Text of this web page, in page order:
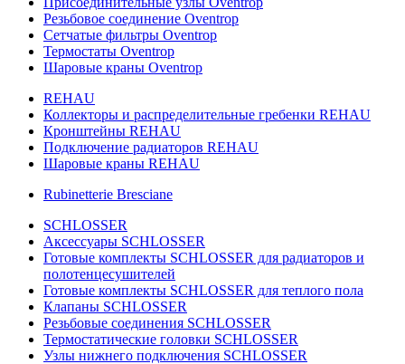
Резьбовое соединение Oventrop
Сетчатые фильтры Oventrop
Термостаты Oventrop
Шаровые краны Oventrop
REHAU
Коллекторы и распределительные гребенки REHAU
Кронштейны REHAU
Подключение радиаторов REHAU
Шаровые краны REHAU
Rubinetterie Bresciane
SCHLOSSER
Аксессуары SCHLOSSER
Готовые комплекты SCHLOSSER для радиаторов и
полотенцесушителей
Готовые комплекты SCHLOSSER для теплого пола
Клапаны SCHLOSSER
Резьбовые соединения SCHLOSSER
Термостатические головки SCHLOSSER
Узлы нижнего подключения SCHLOSSER